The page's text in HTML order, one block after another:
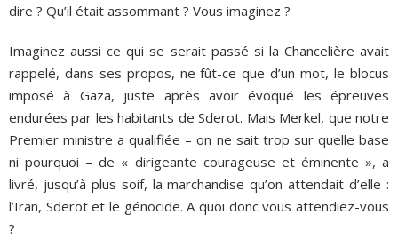
dire ? Qu’il était assommant ? Vous imaginez ?
Imaginez aussi ce qui se serait passé si la Chancelière avait
rappelé, dans ses propos, ne fût-ce que d’un mot, le blocus
imposé à Gaza, juste après avoir évoqué les épreuves
endurées par les habitants de Sderot. Mais Merkel, que notre
Premier ministre a qualifiée – on ne sait trop sur quelle base
ni pourquoi – de « dirigeante courageuse et éminente », a
livré, jusqu’à plus soif, la marchandise qu’on attendait d’elle :
l’Iran, Sderot et le génocide. A quoi donc vous attendiez-vous
?